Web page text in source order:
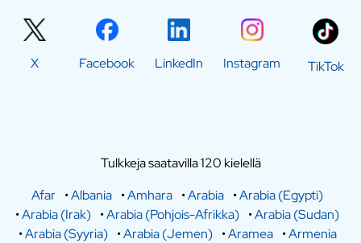
X Facebook LinkedIn Instagram TikTok
Tulkkeja saatavilla 120 kielellä
Afar •Albania •Amhara •Arabia •Arabia (Egypti)
•Arabia (Irak) •Arabia (Pohjois-Afrikka) •Arabia (Sudan)
•Arabia (Syyria) •Arabia (Jemen) •Aramea •Armenia